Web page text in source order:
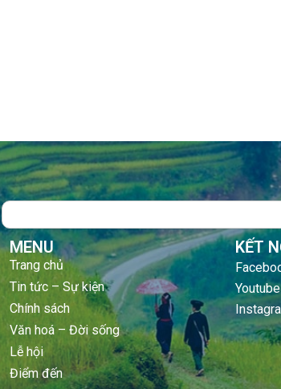
Search
MENU
Trang chủ
Tin tức – Sự kiện
Chính sách
Văn hoá – Đời sống
Lễ hội
Điểm đến
KẾT
Youtube